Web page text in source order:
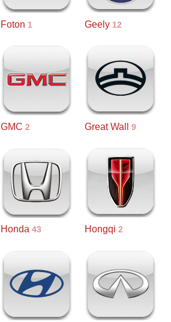
Foton 1 Geely 12
GMC 2 Great Wall 9
Honda 43 Hongqi 2